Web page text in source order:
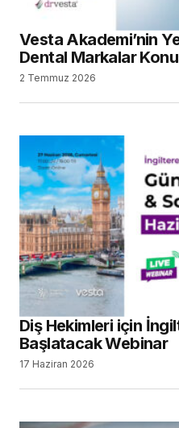
Vesta Akademi’nin
Dental Markalar
2 Temmuz 2026
Diş Hekimleri için
Başlatacak Webinar
17 Haziran 2026